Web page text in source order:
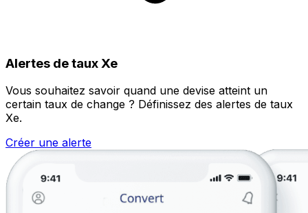
Alertes de taux Xe
Vous souhaitez savoir quand une devise atteint un
certain taux de change ? Définissez des alertes de taux
Xe.
Créer une alerte